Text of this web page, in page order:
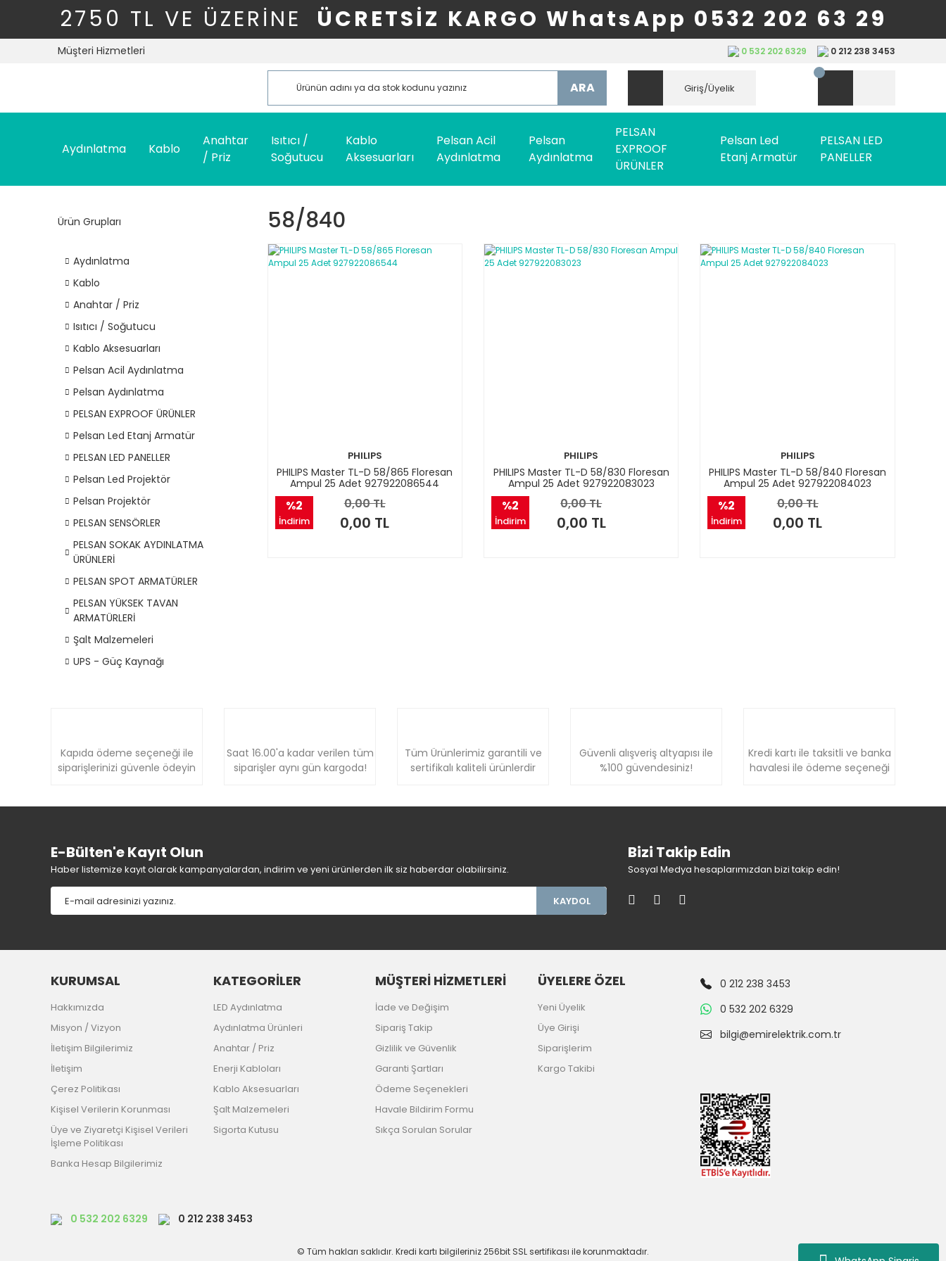
2750 TL VE ÜZERİNE ÜCRETSİZ KARGO WhatsApp 0532 202 63 29
Müşteri Hizmetleri 0 532 202 6329 0 212 238 3453
ARA Giriş/Üyelik
Aydınlatma Kablo
Anahtar
/ Priz
Isıtıcı /
Soğutucu
Kablo
Aksesuarları
Pelsan Acil
Aydınlatma
Pelsan
Aydınlatma
PELSAN
EXPROOF
ÜRÜNLER
Pelsan Led
Etanj Armatür
PELSAN LED
PANELLER
Ürün Grupları
Aydınlatma
Kablo
Anahtar / Priz
Isıtıcı / Soğutucu
Kablo Aksesuarları
Pelsan Acil Aydınlatma
Pelsan Aydınlatma
PELSAN EXPROOF ÜRÜNLER
Pelsan Led Etanj Armatür
PELSAN LED PANELLER
Pelsan Led Projektör
Pelsan Projektör
PELSAN SENSÖRLER
PELSAN SOKAK AYDINLATMA
ÜRÜNLERİ
PELSAN SPOT ARMATÜRLER
PELSAN YÜKSEK TAVAN
ARMATÜRLERİ
Şalt Malzemeleri
UPS - Güç Kaynağı
58/840
%2
İndirim
PHILIPS
PHILIPS Master TL-D 58/865 Floresan
Ampul 25 Adet 927922086544
0,00 TL
0,00 TL
%2
İndirim
PHILIPS
PHILIPS Master TL-D 58/830 Floresan
Ampul 25 Adet 927922083023
0,00 TL
0,00 TL
%2
İndirim
PHILIPS
PHILIPS Master TL-D 58/840 Floresan
Ampul 25 Adet 927922084023
0,00 TL
0,00 TL
Kapıda ödeme seçeneği ile
siparişlerinizi güvenle ödeyin
Saat 16.00'a kadar verilen tüm
siparişler aynı gün kargoda!
Tüm Ürünlerimiz garantili ve
sertifikalı kaliteli ürünlerdir
Güvenli alışveriş altyapısı ile
%100 güvendesiniz!
Kredi kartı ile taksitli ve banka
havalesi ile ödeme seçeneği
E-Bülten'e Kayıt Olun
Haber listemize kayıt olarak kampanyalardan, indirim ve yeni ürünlerden ilk siz haberdar olabilirsiniz.
KAYDOL
Bizi Takip Edin
Sosyal Medya hesaplarımızdan bizi takip edin!
KURUMSAL
Hakkımızda
Misyon / Vizyon
İletişim Bilgilerimiz
İletişim
Çerez Politikası
Kişisel Verilerin Korunması
Üye ve Ziyaretçi Kişisel Verileri
İşleme Politikası
Banka Hesap Bilgilerimiz
KATEGORİLER
LED Aydınlatma
Aydınlatma Ürünleri
Anahtar / Priz
Enerji Kabloları
Kablo Aksesuarları
Şalt Malzemeleri
Sigorta Kutusu
MÜŞTERİ HİZMETLERİ
İade ve Değişim
Sipariş Takip
Gizlilik ve Güvenlik
Garanti Şartları
Ödeme Seçenekleri
Havale Bildirim Formu
Sıkça Sorulan Sorular
ÜYELERE ÖZEL
Yeni Üyelik
Üye Girişi
Siparişlerim
Kargo Takibi
0 212 238 3453
0 532 202 6329
bilgi@emirelektrik.com.tr
0 532 202 6329 0 212 238 3453
© Tüm hakları saklıdır. Kredi kartı bilgileriniz 256bit SSL sertifikası ile korunmaktadır.